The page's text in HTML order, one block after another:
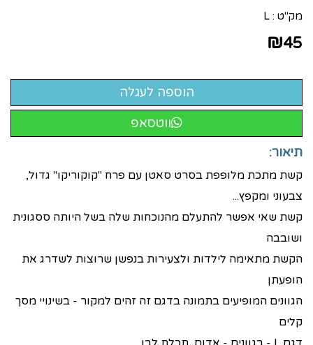
מק"ט : L
₪45
ווטסאפ
תיאור:
קשת מתכת מלופפת בסרט סאטן עם פרח "קוקוריקו" גדול,
צבעוני ומקפץ...
קשת שאי אפשר להתעלם מהנוכחות שלה בשל היותה ססגונית
ושובבה
הקשת מתאימה לילדות ולצעירות בנפשן שרוצות לשדרג את
הופעתן
הגוונים המופיעים בתמונה בדגם זה זהים למקור - בשינויי מסך
קלים